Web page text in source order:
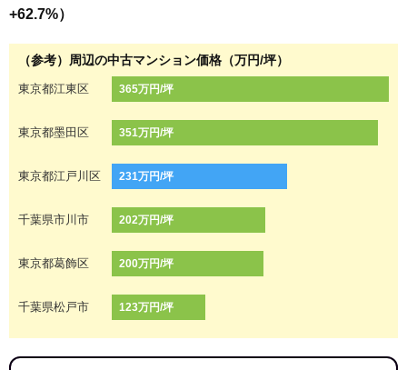
+62.7%）
（参考）周辺の中古マンション価格（万円/坪）
東京都江東区 365万円/坪
東京都墨田区 351万円/坪
東京都江戸川区 231万円/坪
千葉県市川市 202万円/坪
東京都葛飾区 200万円/坪
千葉県松戸市 123万円/坪